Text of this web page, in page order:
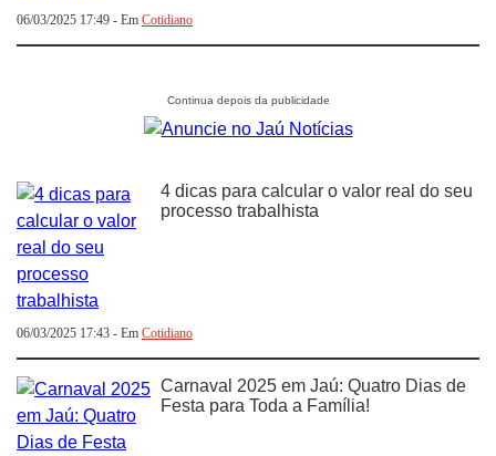
06/03/2025 17:49 - Em Cotidiano
4 dicas para calcular o valor real do seu
processo trabalhista
06/03/2025 17:43 - Em Cotidiano
Carnaval 2025 em Jaú: Quatro Dias de
Festa para Toda a Família!